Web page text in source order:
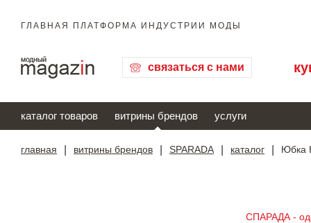
ГЛАВНАЯ ПЛАТФОРМА ИНДУСТРИИ МОДЫ
связаться с нами
каталог товаров витрины брендов услуги
главная витрины брендов SPARADA каталог Юбка
СПАРАДА -